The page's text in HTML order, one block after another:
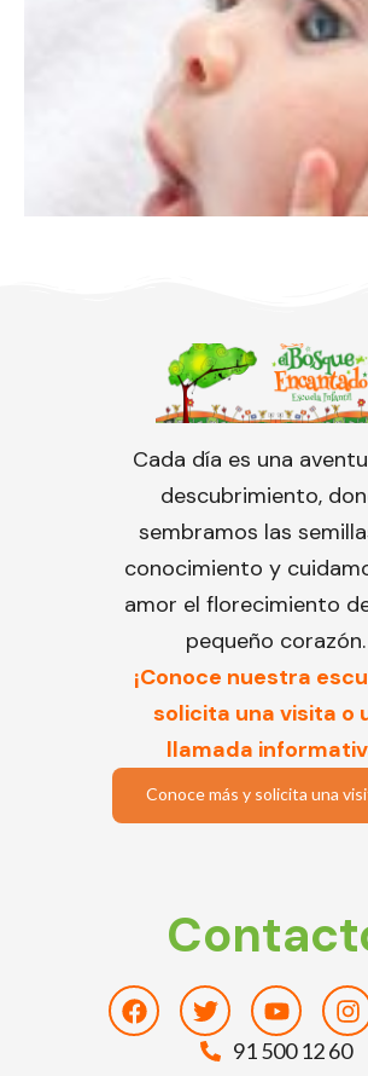
Cada día es una
descubrimiento,
sembramos las
conocimiento y
amor el florecimiento
pequeño corazón.
¡Conoce nuestra
solicita una visita o
llamada
Conoce más y solicita una
FacebookTwitterYoutube
91 500 12 60